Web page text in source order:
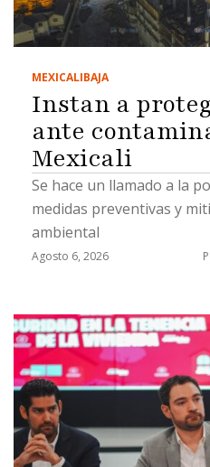
MEXICALIBAJA
Instan a
ante
Mexicali
Se hace un llamado a la
medidas preventivas y
ambiental
Agosto 6, 2026